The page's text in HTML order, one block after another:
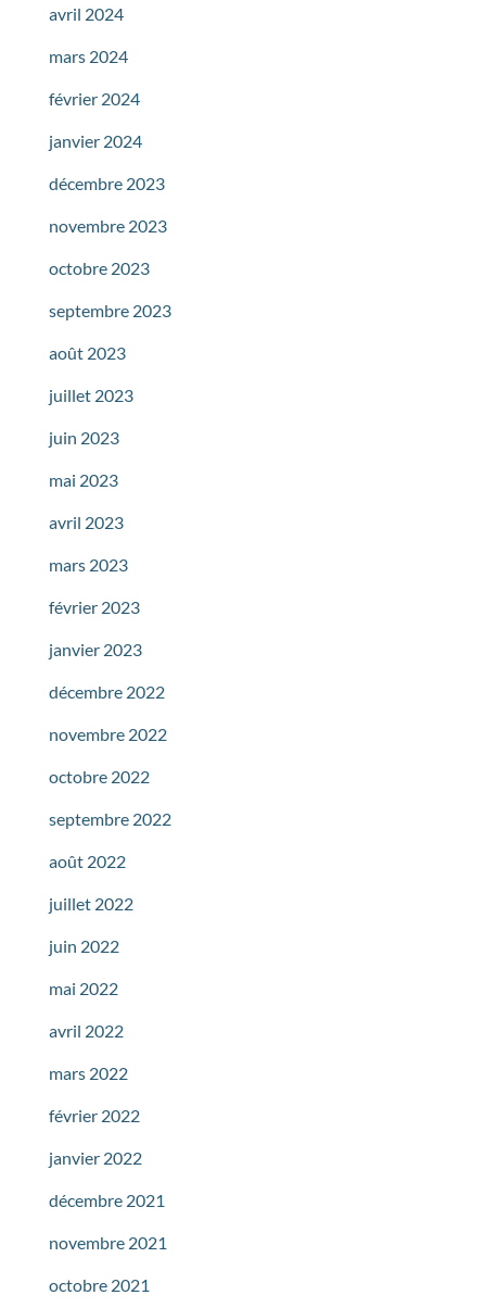
avril 2024
mars 2024
février 2024
janvier 2024
décembre 2023
novembre 2023
octobre 2023
septembre 2023
août 2023
juillet 2023
juin 2023
mai 2023
avril 2023
mars 2023
février 2023
janvier 2023
décembre 2022
novembre 2022
octobre 2022
septembre 2022
août 2022
juillet 2022
juin 2022
mai 2022
avril 2022
mars 2022
février 2022
janvier 2022
décembre 2021
novembre 2021
octobre 2021